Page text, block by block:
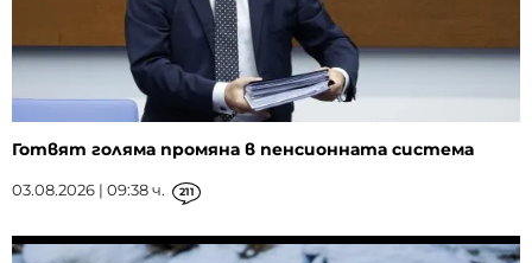
Готвят голяма промяна в пенсионната система
03.08.2026 | 09:38 ч. 211